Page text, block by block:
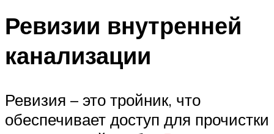
Ревизии внутренней
канализации
Ревизия – это тройник, что
обеспечивает доступ для прочистки